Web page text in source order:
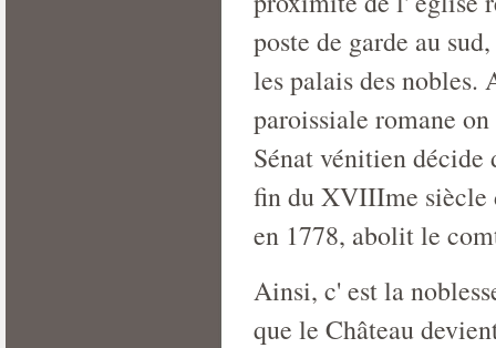
poste de garde au
les palais des nobles.
paroissiale romane
Sénat vénitien décide
fin du XVIIIme siècle
en 1778, abolit le
Ainsi, c' est la
que le Château